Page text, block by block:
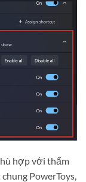
hợp với thẩm
PowerToys,